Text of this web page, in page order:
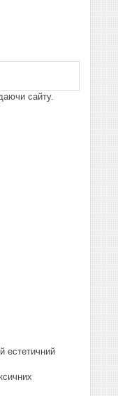
сайту.
естетичний